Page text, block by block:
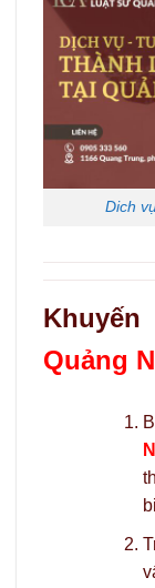
Dich
Quảng